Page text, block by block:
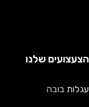
הצעצועים שלנו
עגלות בובה